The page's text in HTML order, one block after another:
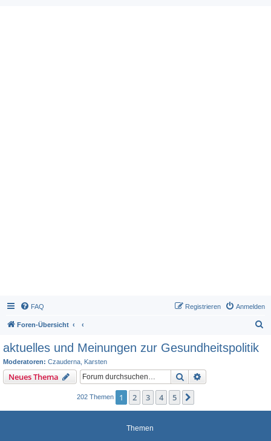
FAQ Anmelden
Registrieren
Foren-Übersicht
aktuelles und Meinungen zur Gesundheitspolitik
Moderatoren: Czauderna Karsten
Neues Thema Suche
202 Themen 1 2 3 4 5
Themen